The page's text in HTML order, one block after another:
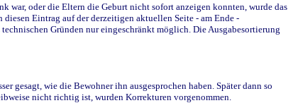
war, oder die Eltern die Geburt nicht sofort anzeigen konnten, wurde das
Eintrag auf der derzeitigen aktuellen Seite - am Ende -
Gründen nur eingeschränkt möglich. Die Ausgabesortierung
gesagt, wie die Bewohner ihn ausgesprochen haben. Später dann so
nicht richtig ist, wurden Korrekturen vorgenommen.